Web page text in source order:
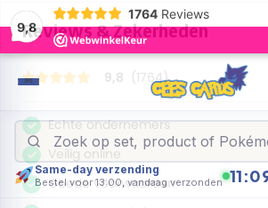
9,8
1764 Reviews
Same-day verzending
Bestel voor 13:00, vandaag verzonden